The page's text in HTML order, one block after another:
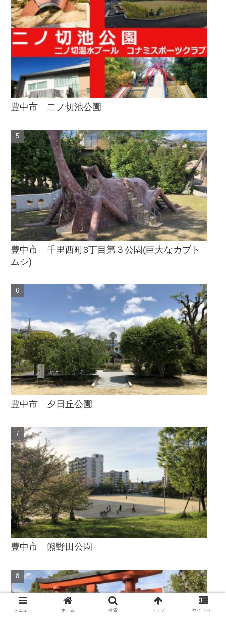
豊中市 二ノ切池公園
豊中市 千里西町3丁目第３公園(巨大なカブト
ムシ)
豊中市 夕日丘公園
豊中市 熊野田公園
メニュー ホーム 検索 トップ サイドバー